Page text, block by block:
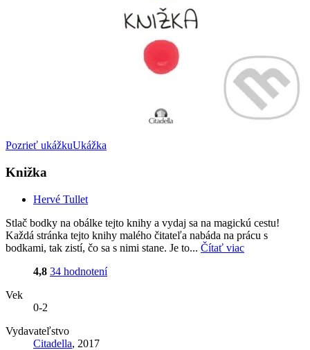
Pozrieť ukážkuUkážka
Knižka
Hervé Tullet
Stlač bodky na obálke tejto knihy a vydaj sa na magickú cestu!
Každá stránka tejto knihy malého čitateľa nabáda na prácu s
bodkami, tak zistí, čo sa s nimi stane. Je to... Čítať viac
4,8 34 hodnotení
Vek
0-2
Vydavateľstvo
Citadella, 2017